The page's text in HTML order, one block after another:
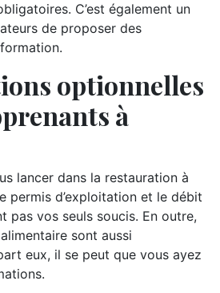
C’est également un
de proposer des
optionnelles
à
lancer dans la restauration à
permis d’exploitation et le débit
pas vos seuls soucis. En outre,
alimentaire sont aussi
eux, il se peut que vous ayez